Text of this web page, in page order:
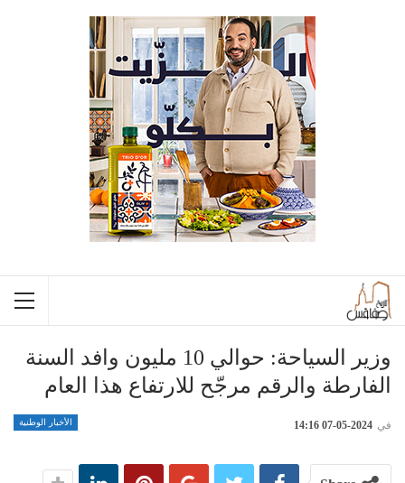
وزير السياحة: حوالي 10 مليون وافد السنة
الفارطة والرقم مرجّح للارتفاع هذا العام
الأخبار الوطنية في 2024-05-07 14:16